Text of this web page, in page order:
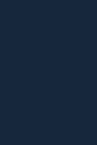
finestra)finestra)